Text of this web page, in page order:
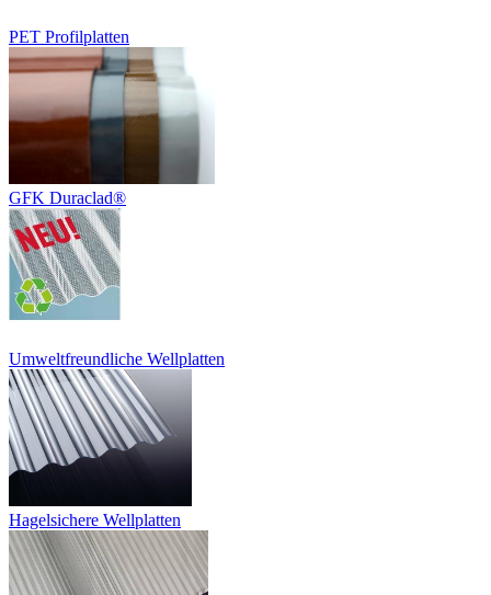
PET Profilplatten
GFK Duraclad®
Umweltfreundliche Wellplatten
Hagelsichere Wellplatten